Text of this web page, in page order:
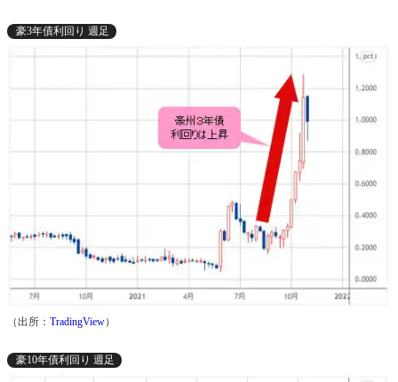
豪3年債利回り 週足
（出所： TradingView）
豪10年債利回り 週足